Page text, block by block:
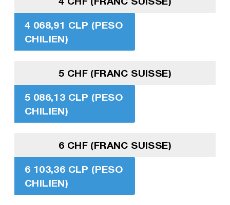
4 068,91 CLP (PESO
CHILIEN)
5 CHF (FRANC SUISSE)
5 086,13 CLP (PESO
CHILIEN)
6 CHF (FRANC SUISSE)
6 103,36 CLP (PESO
CHILIEN)